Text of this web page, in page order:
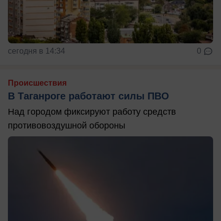
сегодня в 14:34 0
Происшествия
В Таганроге работают силы ПВО
Над городом фиксируют работу средств
противовоздушной обороны